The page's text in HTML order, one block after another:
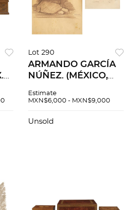
Lot 290
ARMANDO GARCÍA
NÚÑEZ. (MÉXICO,
RETRATOS DE
grafito sobre papel.
Estimate
MXN$6,000 - MXN$9,000
Unsold